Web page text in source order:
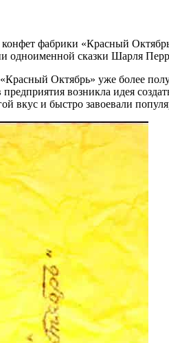
фабрики «Красный
одноименной сказки Шарля
Октябрь» уже более
возникла идея
и быстро завоевали